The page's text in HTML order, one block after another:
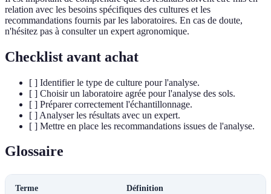
relation avec les besoins spécifiques des cultures et les
recommandations fournis par les laboratoires. En cas de doute,
n'hésitez pas à consulter un expert agronomique.
Checklist avant achat
[ ] Identifier le type de culture pour l'analyse.
[ ] Choisir un laboratoire agrée pour l'analyse des sols.
[ ] Préparer correctement l'échantillonnage.
[ ] Analyser les résultats avec un expert.
[ ] Mettre en place les recommandations issues de l'analyse.
Glossaire
Terme Définition